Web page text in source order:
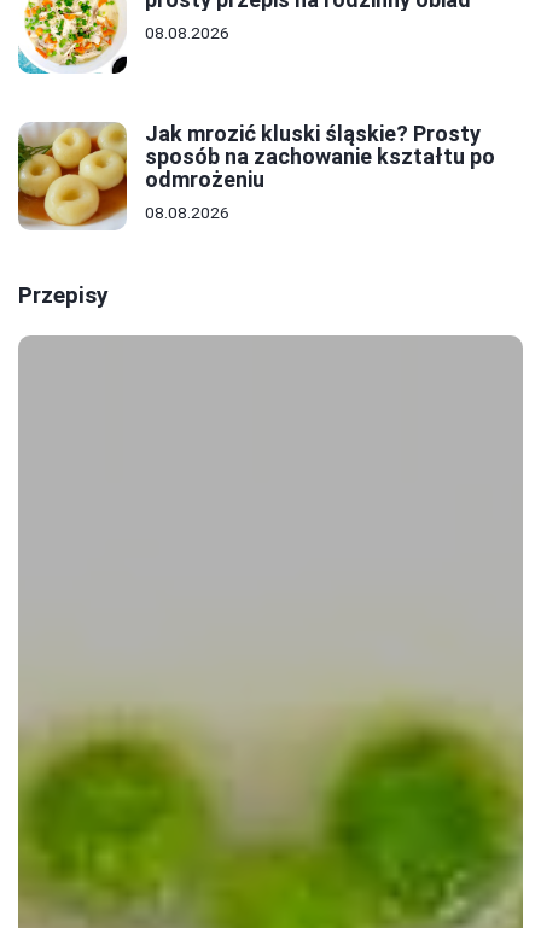
08.08.2026
Jak mrozić kluski śląskie? Prosty
sposób na zachowanie kształtu po
odmrożeniu
08.08.2026
Przepisy